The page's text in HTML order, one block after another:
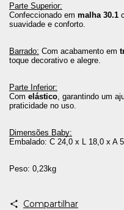
Parte Superior:
Confeccionado em malha 30.1
suavidade e conforto.
Barrado: Com acabamento em
toque decorativo e alegre.
Parte Inferior:
Com elástico , garantindo um
praticidade no uso.
Dimensões Baby:
Embalado: C 24,0 x L 18,0 x A
Peso: 0,23kg
Compartilhar